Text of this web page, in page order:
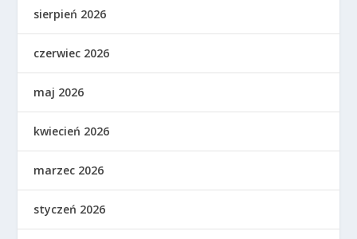
sierpień 2026
czerwiec 2026
maj 2026
kwiecień 2026
marzec 2026
styczeń 2026